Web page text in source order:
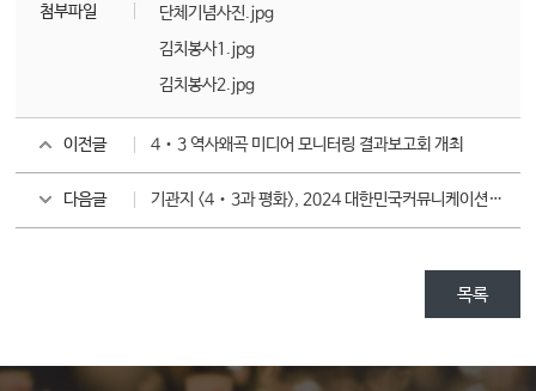
첨부파일
단체기념사진.jpg
김치봉사1.jpg
김치봉사2.jpg
이전글 4‧3 역사왜곡 미디어 모니터링 결과보고회 개최
다음글 기관지 <4‧3과 평화>, 2024 대한민국커뮤니케이션대상 6년 연속 수상
목록